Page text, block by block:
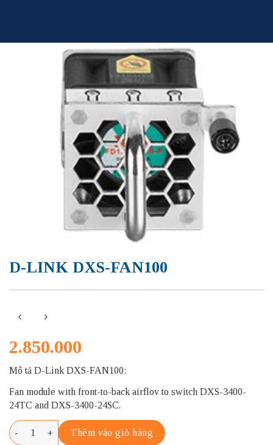
D-LINK DXS-FAN100
2.850.000
Mô tả D-Link DXS-FAN100:
Fan module with front-to-back airflov to switch DXS-3400-
24TC and DXS-3400-24SC.
D-LINK DXS-FAN100 số lượng
Thêm vào giỏ hàng